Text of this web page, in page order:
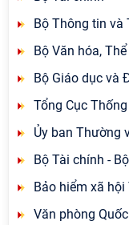
Bộ Thông tin và
Bộ Văn hóa,
Bộ Giáo dục và
Tổng Cục
Ủy ban Thường
Bộ Tài chính -
Bảo hiểm xã hội
Văn phòng